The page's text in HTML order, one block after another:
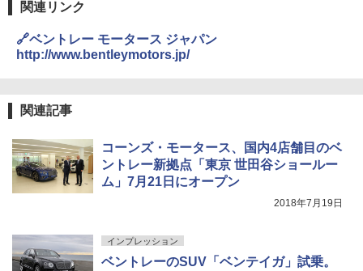
関連リンク
🔗ベントレー モータース ジャパン
http://www.bentleymotors.jp/
関連記事
コーンズ・モータース、国内4店舗目のベ
ントレー新拠点「東京 世田谷ショールー
ム」7月21日にオープン
2018年7月19日
インプレッション
ベントレーのSUV「ベンテイガ」試乗。